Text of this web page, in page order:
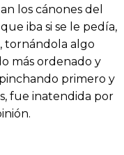
los cánones del
iba si se le pedía,
tornándola algo
más ordenado y
primero y
fue inatendida por